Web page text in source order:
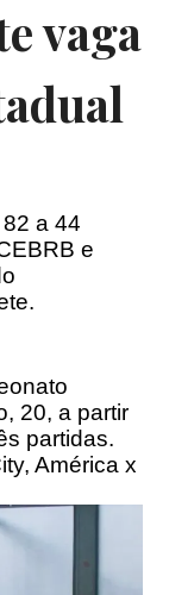
vaga
a 44
e
20, a partir
partidas.
América x